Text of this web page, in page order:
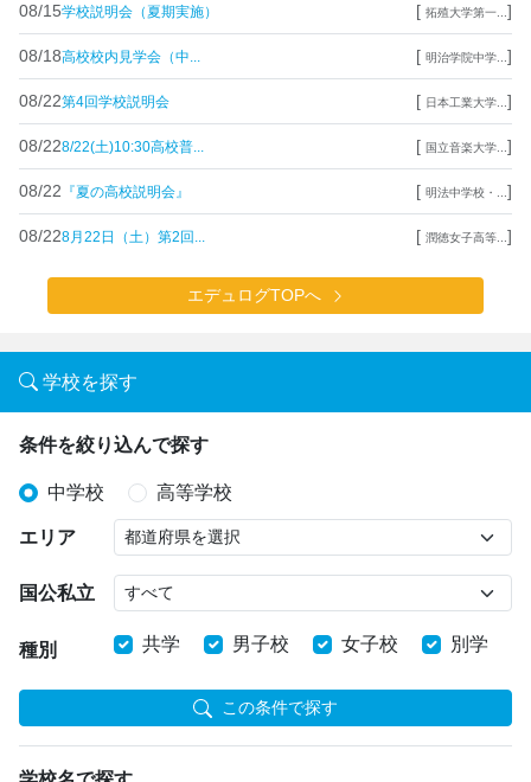
08/15学校説明会（夏期実施） [ 拓殖大学第一... ]
08/18高校校内見学会（中... [ 明治学院中学... ]
08/22第4回学校説明会 [ 日本工業大学... ]
08/228/22(土)10:30高校普... [ 国立音楽大学... ]
08/22 『夏の高校説明会』 [ 明法中学校・... ]
08/228月22日（土）第2回... [ 潤徳女子高等... ]
エデュログTOPへ
学校を探す
条件を絞り込んで探す
中学校 高等学校
エリア
国公私立
種別 共学 男子校 女子校 別学
この条件で探す